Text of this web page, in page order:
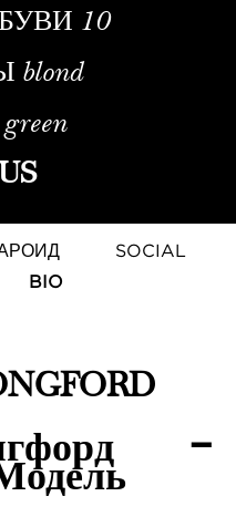
10
blond
green
SOCIAL
BIO
–